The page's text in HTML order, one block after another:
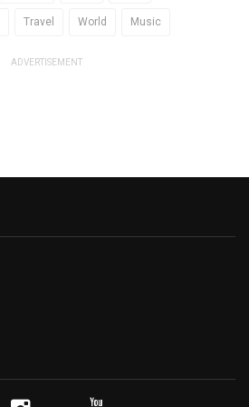
Travel World Music
ADVERTISEMENT